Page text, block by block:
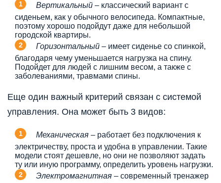
Вертикальный – классический вариант с
сиденьем, как у обычного велосипеда. Компактные,
поэтому хорошо подойдут даже для небольшой
городской квартиры.
Горизонтальный – имеет сиденье со спинкой,
благодаря чему уменьшается нагрузка на спину.
Подойдет для людей с лишним весом, а также с
заболеваниями, травмами спины.
Еще один важный критерий связан с системой
управления. Она может быть 3 видов:
Механическая – работает без подключения к
электричеству, проста и удобна в управлении. Такие
модели стоят дешевле, но они не позволяют задать
ту или иную программу, определить уровень нагрузки.
Электромагнитная – современный тренажер